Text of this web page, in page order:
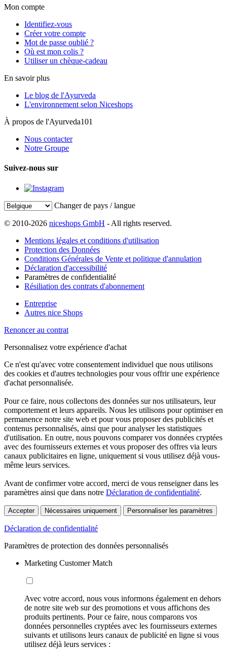
Mon compte
Identifiez-vous
Créer votre compte
Mot de passe oublié ?
Où est mon colis ?
Utiliser un chèque-cadeau
En savoir plus
Le blog de l'Ayurveda
L'environnement selon Niceshops
À propos de l'Ayurveda101
Nous contacter
Notre Groupe
Suivez-nous sur
Changer de pays / langue
© 2010-2026 niceshops GmbH - All rights reserved.
Mentions légales et conditions d'utilisation
Protection des Données
Conditions Générales de Vente et politique d'annulation
Déclaration d'accessibilité
Paramètres de confidentialité
Résiliation des contrats d'abonnement
Entreprise
Autres nice Shops
Renoncer au contrat
Personnalisez votre expérience d'achat
Ce n'est qu'avec votre consentement individuel que nous utilisons
des cookies et d'autres technologies pour vous offrir une expérience
d'achat personnalisée.
Pour ce faire, nous collectons des données sur nos utilisateurs, leur
comportement et leurs appareils. Nous les utilisons pour optimiser en
permanence notre site web et pour vous proposer des publicités et
contenus personnalisés, ainsi que pour analyser les statistiques
d'utilisation. En outre, nous pouvons comparer vos données cryptées
avec des fournisseurs externes et vous proposer des offres via leurs
canaux publicitaires en ligne, uniquement si vous utilisez déjà vous-
même leurs services.
Avant de confirmer votre accord, merci de vous renseigner dans les
paramètres ainsi que dans notre Déclaration de confidentialité.
Accepter Nécessaires uniquement Personnaliser les paramètres
Déclaration de confidentialité
Paramètres de protection des données personnalisés
Marketing Customer Match
Avec votre accord, nous vous informons également en dehors
de notre site web sur des promotions et vous affichons des
produits pertinents. Pour ce faire, nous comparons vos
données personnelles cryptées avec les fournisseurs externes
suivants et utilisons leurs canaux de publicité en ligne si vous
utilisez déjà leurs services :